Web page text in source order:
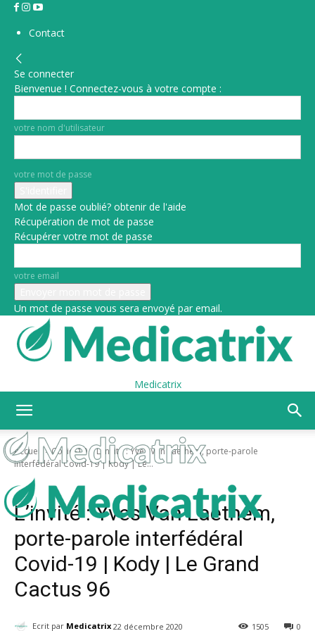
Contact
Se connecter
Bienvenue ! Connectez-vous à votre compte :
votre nom d'utilisateur
votre mot de passe
Mot de passe oublié? obtenir de l'aide
Récupération de mot de passe
Récupérer votre mot de passe
votre email
Un mot de passe vous sera envoyé par email.
Medicatrix
Accueil Covid-19
L'invité : Yves Van Laethem, porte-parole
interfédéral Covid-19 | Kody | Le...
Covid-19 Humour
L’invité : Yves Van Laethem,
porte-parole interfédéral
Covid-19 | Kody | Le Grand
Cactus 96
Ecrit par Medicatrix 22 décembre 2020 0
1505